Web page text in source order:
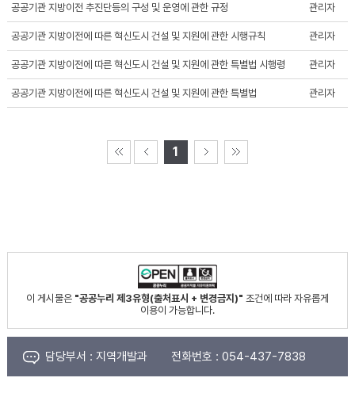
공공기관 지방이전 추진단등의 구성 및 운영에 관한 규정 관리자
공공기관 지방이전에 따른 혁신도시 건설 및 지원에 관한 시행규칙 관리자
공공기관 지방이전에 따른 혁신도시 건설 및 지원에 관한 특별법 시행령 관리자
공공기관 지방이전에 따른 혁신도시 건설 및 지원에 관한 특별법 관리자
1
이 게시물은 "공공누리 제3유형(출처표시 + 변경금지)" 조건에 따라 자유롭게
이용이 가능합니다.
담당부서 : 지역개발과 전화번호 : 054-437-7838